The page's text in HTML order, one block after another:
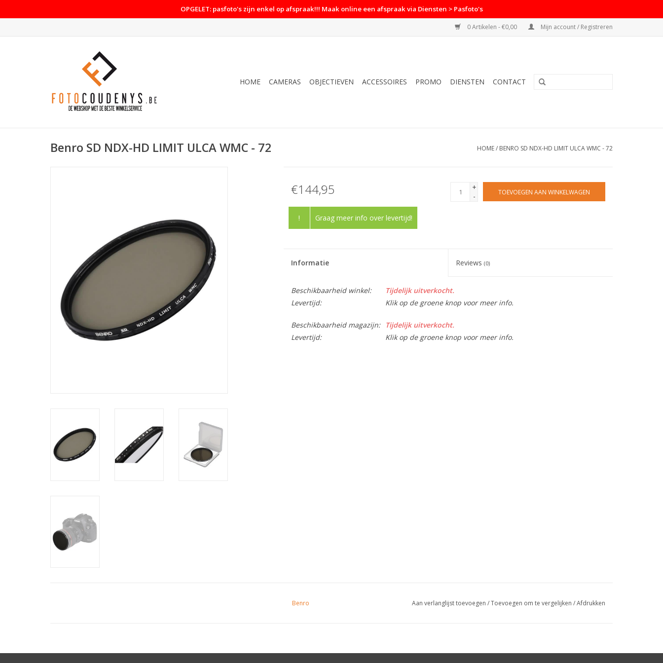
OPGELET: pasfoto's zijn enkel op afspraak!!! Maak online een afspraak via Diensten > Pasfoto's
0 Artikelen - €0,00 Mijn account / Registreren
HOME CAMERAS OBJECTIEVEN ACCESSOIRES PROMO DIENSTEN CONTACT
Benro SD NDX-HD LIMIT ULCA WMC - 72 HOME/ BENRO SD NDX-HD LIMIT ULCA WMC - 72
€144,95
+
-
TOEVOEGEN AAN WINKELWAGEN
! Graag meer info over levertijd!
Informatie Reviews(0)
Beschikbaarheid winkel:
Tijdelijk uitverkocht.
Levertijd:
Klik op de groene knop voor meer info.
Beschikbaarheid magazijn:
Tijdelijk uitverkocht.
Levertijd:
Klik op de groene knop voor meer info.
Benro Aan verlanglijst toevoegen /Toevoegen om te vergelijken /Afdrukken